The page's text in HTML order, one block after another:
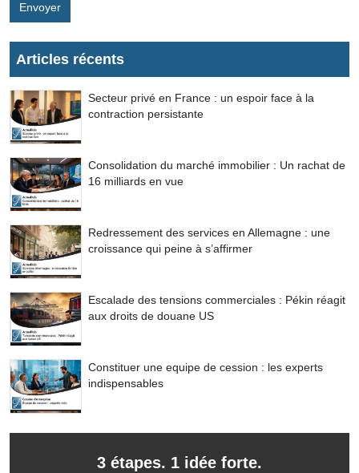
Envoyer
Articles récents
Secteur privé en France : un espoir face à la
contraction persistante
Consolidation du marché immobilier : Un rachat de
16 milliards en vue
Redressement des services en Allemagne : une
croissance qui peine à s’affirmer
Escalade des tensions commerciales : Pékin réagit
aux droits de douane US
Constituer une equipe de cession : les experts
indispensables
3 étapes. 1 idée forte.